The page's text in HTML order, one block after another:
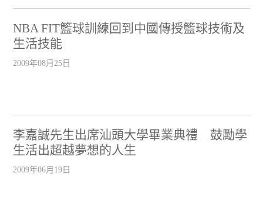
NBA FIT籃球訓練回到中國傳授籃球技術及
生活技能
2009年08月25日
李嘉誠先生出席汕頭大學畢業典禮 鼓勵學
生活出超越夢想的人生
2009年06月19日